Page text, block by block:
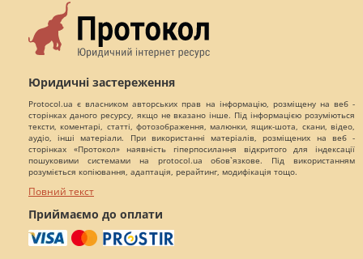
Юридичні застереження
Protocol.ua є власником авторських прав на інформацію, розміщену на веб -
сторінках даного ресурсу, якщо не вказано інше. Під інформацією розуміються
тексти, коментарі, статті, фотозображення, малюнки, ящик-шота, скани, відео,
аудіо, інші матеріали. При використанні матеріалів, розміщених на веб -
сторінках «Протокол» наявність гіперпосилання відкритого для індексації
пошуковими системами на protocol.ua обов`язкове. Під використанням
розуміється копіювання, адаптація, рерайтинг, модифікація тощо.
Повний текст
Приймаємо до оплати